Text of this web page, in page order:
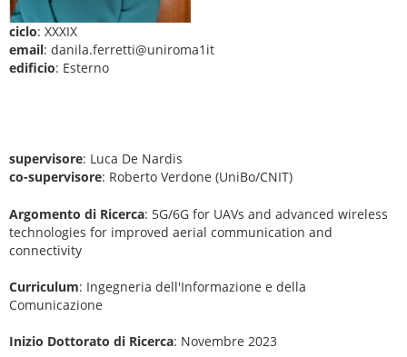
ciclo: XXXIX
email: danila.ferretti@uniroma1it
edificio: Esterno
supervisore: Luca De Nardis
co-supervisore: Roberto Verdone (UniBo/CNIT)
Argomento di Ricerca: 5G/6G for UAVs and advanced wireless
technologies for improved aerial communication and
connectivity
Curriculum: Ingegneria dell'Informazione e della
Comunicazione
Inizio Dottorato di Ricerca: Novembre 2023